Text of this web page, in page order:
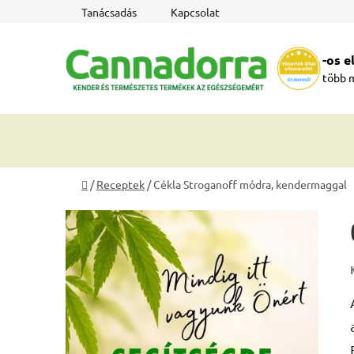
tartalomhoz
Tanácsadás Kapcsolat
-os
több
Kezdőlap
/ Receptek /Cékla Stroganoff módra, kendermaggal
O
l
d
a
l
s
ó